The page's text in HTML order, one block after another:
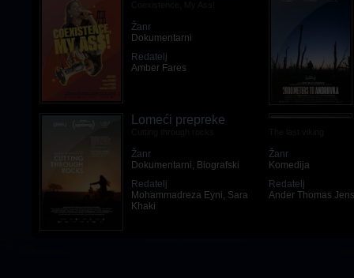
Žanr
Dokumentarni
Redatelj
Amber Fares
Lomeći prepreke
Žanr
Dokumentarni, Biografski
Redatelj
Mohammadreza Eyni, Sara
Khaki
Žanr
Komedija
Redatelj
Ander Thomas